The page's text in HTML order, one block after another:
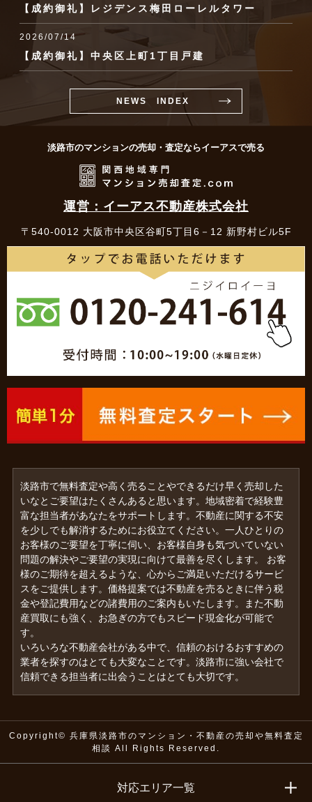
【成約御礼】レジデンス梅田ローレルタワー
2026/07/14
【成約御礼】中央区上町1丁目戸建
NEWS INDEX
淡路市のマンションの売却・査定ならイーアスで売る
運営：イーアス不動産株式会社
〒540-0012 大阪市中央区谷町5丁目6－12 新野村ビル5F
淡路市で無料査定や高く売ることやできるだけ早く売却した
いなとご要望はたくさんあると思います。地域密着で経験豊
富な担当者があなたをサポートします。不動産に関する不安
を少しでも解消するためにお役立てください。一人ひとりの
お客様のご要望を丁寧に伺い、お客様自身も気づいていない
問題の解決やご要望の実現に向けて最善を尽くします。 お客
様のご期待を超えるような、心からご満足いただけるサービ
スをご提供します。価格提案では不動産を売るときに伴う税
金や登記費用などの諸費用のご案内もいたします。また不動
産買取にも強く、お急ぎの方でもスピード現金化が可能で
す。
いろいろな不動産会社がある中で、信頼のおけるおすすめの
業者を探すのはとても大変なことです。淡路市に強い会社で
信頼できる担当者に出会うことはとても大切です。
Copyright© 兵庫県淡路市のマンション・不動産の売却や無料査定
相談 All Rights Reserved.
対応エリア一覧